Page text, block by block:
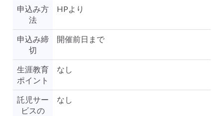
申込み方
法
HPより
申込み締
切
開催前日まで
生涯教育
ポイント
なし
託児サー
ビスの
なし